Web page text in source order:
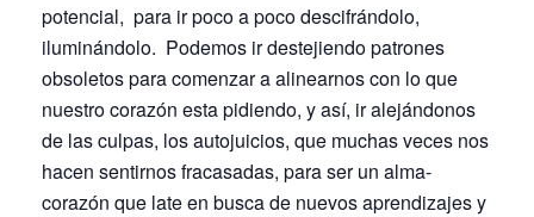
potencial, para ir poco a poco descifrándolo,
iluminándolo. Podemos ir destejiendo patrones
obsoletos para comenzar a alinearnos con lo que
nuestro corazón esta pidiendo, y así, ir alejándonos
de las culpas, los autojuicios, que muchas veces nos
hacen sentirnos fracasadas, para ser un alma-
corazón que late en busca de nuevos aprendizajes y